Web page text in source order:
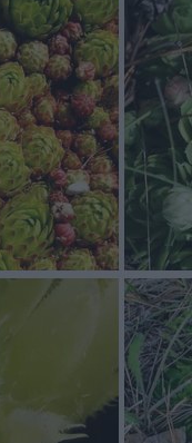
Azja Zachodnia i
i ogród naturalny.
są
od 8 do 12 cm i
takich jak
sadzimy w
Idealny
tą roślinę